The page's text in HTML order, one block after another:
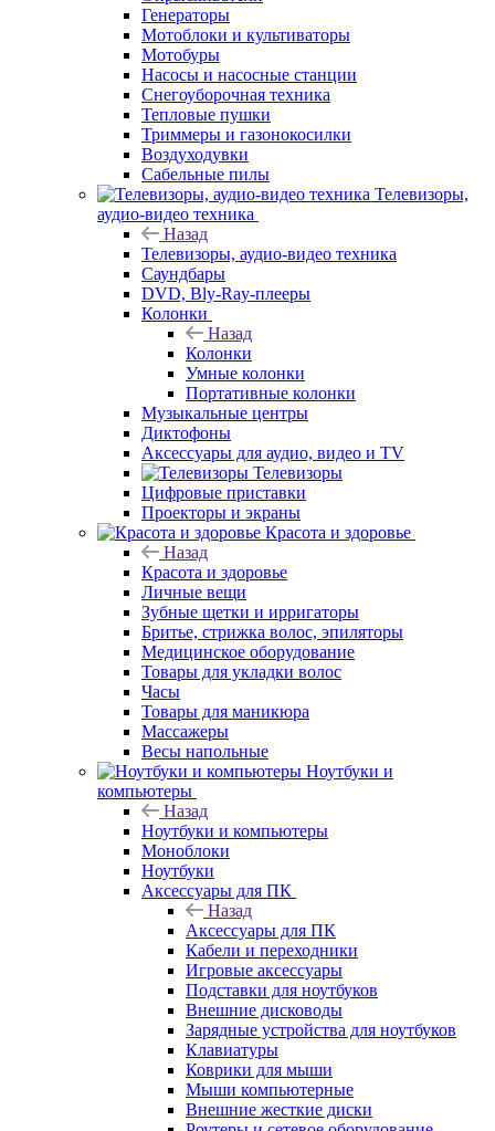
Генераторы
Мотоблоки и культиваторы
Мотобуры
Насосы и насосные станции
Снегоуборочная техника
Тепловые пушки
Триммеры и газонокосилки
Воздуходувки
Сабельные пилы
Телевизоры,
аудио-видео техника
Назад
Телевизоры, аудио-видео техника
Саундбары
DVD, Bly-Ray-плееры
Колонки
Назад
Колонки
Умные колонки
Портативные колонки
Музыкальные центры
Диктофоны
Аксессуары для аудио, видео и TV
Телевизоры
Цифровые приставки
Проекторы и экраны
Красота и здоровье
Назад
Красота и здоровье
Личные вещи
Зубные щетки и ирригаторы
Бритье, стрижка волос, эпиляторы
Медицинское оборудование
Товары для укладки волос
Часы
Товары для маникюра
Массажеры
Весы напольные
Ноутбуки и
компьютеры
Назад
Ноутбуки и компьютеры
Моноблоки
Ноутбуки
Аксессуары для ПК
Назад
Аксессуары для ПК
Кабели и переходники
Игровые аксессуары
Подставки для ноутбуков
Внешние дисководы
Зарядные устройства для ноутбуков
Клавиатуры
Коврики для мыши
Мыши компьютерные
Внешние жесткие диски